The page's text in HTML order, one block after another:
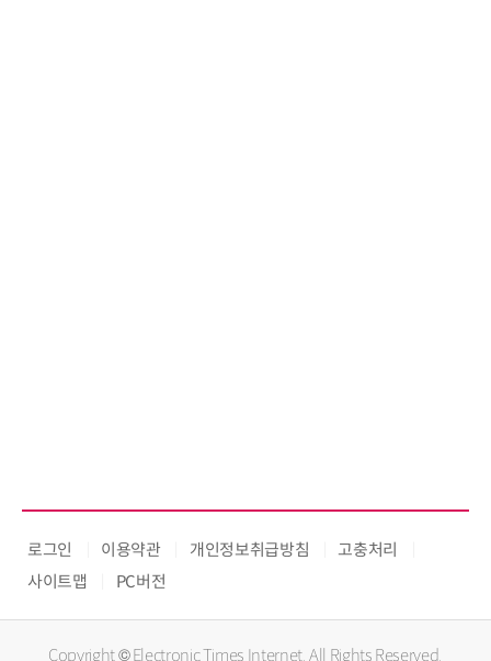
로그인 이용약관 개인정보취급방침
고충처리
사이트맵
PC버전
Copyright © Electronic Times Internet. All Rights Reserved.